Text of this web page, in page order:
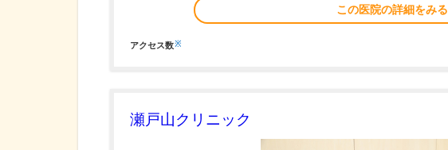
この医院の詳細をみる
アクセス数※
瀬戸山クリニック